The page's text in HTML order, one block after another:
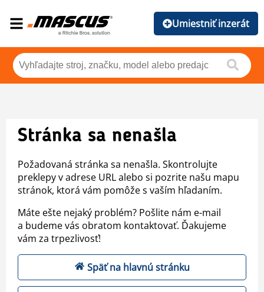
Umiestniť inzerát
Stránka sa nenašla
Požadovaná stránka sa nenašla. Skontrolujte
preklepy v adrese URL alebo si pozrite našu mapu
stránok, ktorá vám pomôže s vaším hľadaním.
Máte ešte nejaký problém? Pošlite nám e-mail
a budeme vás obratom kontaktovať. Ďakujeme
vám za trpezlivosť!
Späť na hlavnú stránku